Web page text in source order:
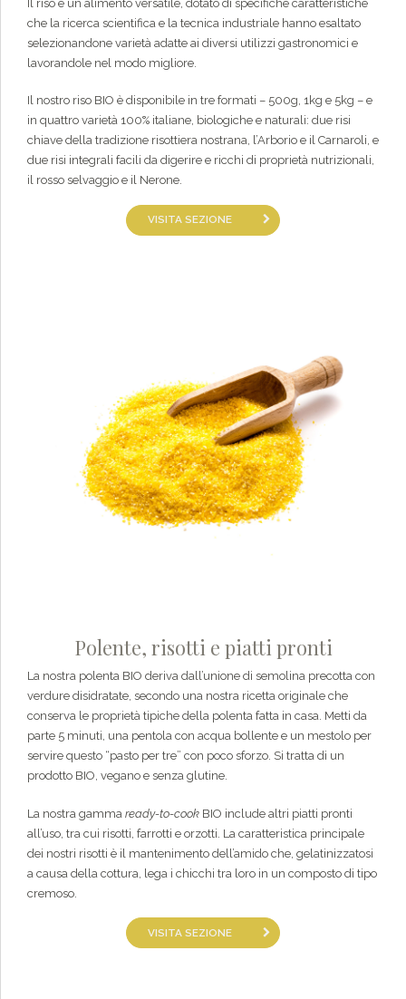
Il riso è un alimento versatile, dotato di specifiche caratteristiche
che la ricerca scientifica e la tecnica industriale hanno esaltato
selezionandone varietà adatte ai diversi utilizzi gastronomici e
lavorandole nel modo migliore.
Il nostro riso BIO è disponibile in tre formati – 500g, 1kg e 5kg – e
in quattro varietà 100% italiane, biologiche e naturali: due risi
chiave della tradizione risottiera nostrana, l’Arborio e il Carnaroli, e
due risi integrali facili da digerire e ricchi di proprietà nutrizionali,
il rosso selvaggio e il Nerone.
VISITA SEZIONE
Polente, risotti e piatti pronti
La nostra polenta BIO deriva dall’unione di semolina precotta con
verdure disidratate, secondo una nostra ricetta originale che
conserva le proprietà tipiche della polenta fatta in casa. Metti da
parte 5 minuti, una pentola con acqua bollente e un mestolo per
servire questo “pasto per tre” con poco sforzo. Si tratta di un
prodotto BIO, vegano e senza glutine.
La nostra gamma ready-to-cook BIO include altri piatti pronti
all’uso, tra cui risotti, farrotti e orzotti. La caratteristica principale
dei nostri risotti è il mantenimento dell’amido che, gelatinizzatosi
a causa della cottura, lega i chicchi tra loro in un composto di tipo
cremoso.
VISITA SEZIONE